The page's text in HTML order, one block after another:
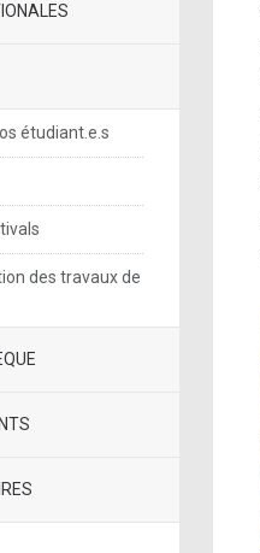
étudiant.e.s
des travaux de